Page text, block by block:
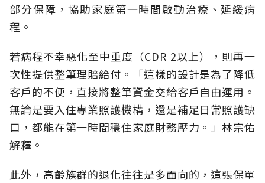
部分保障，協助家庭第一時間啟動治療、延緩病
程。
若病程不幸惡化至中重度（CDR 2以上），則再一
次性提供整筆理賠給付。「這樣的設計是為了降低
客戶的不便，直接將整筆資金交給客戶自由運用。
無論是要入住專業照護機構，還是補足日常照護缺
口，都能在第一時間穩住家庭財務壓力。」林宗佑
解釋。
此外，高齡族群的退化往往是多面向的，這張保單